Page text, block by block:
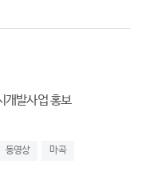
개발사업 홍보
동영상 마곡